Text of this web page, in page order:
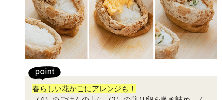
春らしい花かごにアレンジも！